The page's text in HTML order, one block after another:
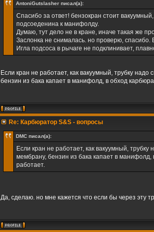
AntoniGutslasher писал(а):
Спасибо за ответ! бензокран стоит
подсоеденина к манифолду.
Думаю, тут дело не в кране, иначе такая же
Заслонка не снималась. но проверю,
Игла подсоса в рычаге не подклинивает,
Если кран не работает, как вакуумный, трубку
бензин из бака капает в манифолд, в обход
Re: Карбюратор S&S - вопросы
DMC писал(а):
Если кран не работает, как вакуумный,
мембрану, бензин из бака капает в манифолд,
работает.
Да, сделаю. но мне кажется что если бы через эту